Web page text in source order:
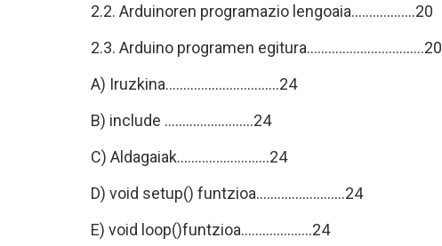
2.2. Arduinoren programazio lengoaia..................20
2.3. Arduino programen egitura.................................20
A) Iruzkina................................24
B) include .........................24
C) Aldagaiak..........................24
D) void setup() funtzioa.........................24
E) void loop()funtzioa....................24